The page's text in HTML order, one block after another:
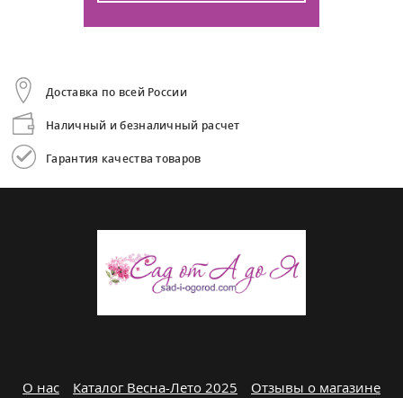
Доставка по всей России
Наличный и безналичный расчет
Гарантия качества товаров
О нас Каталог Весна-Лето 2025
Отзывы о магазине